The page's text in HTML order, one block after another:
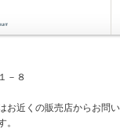
－８
お近くの販売店からお問
。